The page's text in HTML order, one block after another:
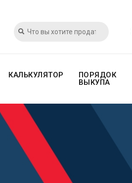
КАЛЬКУЛЯТОР
ПОРЯДОК
ВЫКУПА